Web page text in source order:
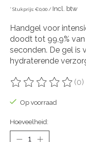
* Stukprijs: €0,00 / Incl. btw
Handgel voor
doodt tot 99,9%
seconden. De gel is
hydraterende
De beoordeling van
(0)
Op voorraad
Hoeveelheid: